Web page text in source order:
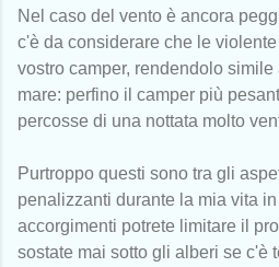
Nel caso del vento è ancora
c'è da considerare che le
vostro camper, rendendolo simile
mare: perfino il camper più
percosse di una nottata molto
Purtroppo questi sono tra gli
penalizzanti durante la mia vita
accorgimenti potrete limitare il
sostate mai sotto gli alberi se c'è